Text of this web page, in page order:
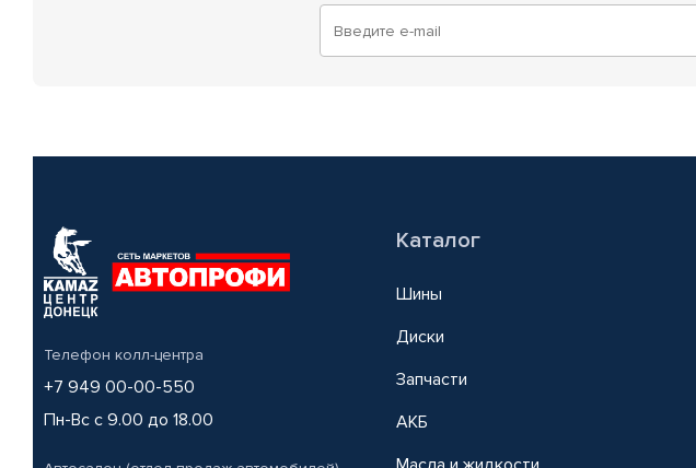
Телефон колл-центра
+7 949 00-00-550
Пн-Вс с 9.00 до 18.00
Каталог
Шины
Диски
Запчасти
АКБ